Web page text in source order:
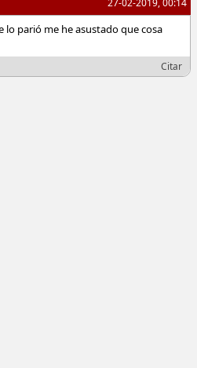
lo parió me he asustado que cosa
Citar